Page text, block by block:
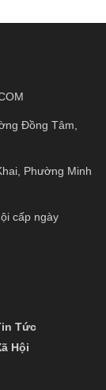
Đồng Tâm,
Phường Minh
cấp ngày
Tức
Hội